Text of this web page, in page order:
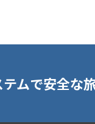
ムで安全な